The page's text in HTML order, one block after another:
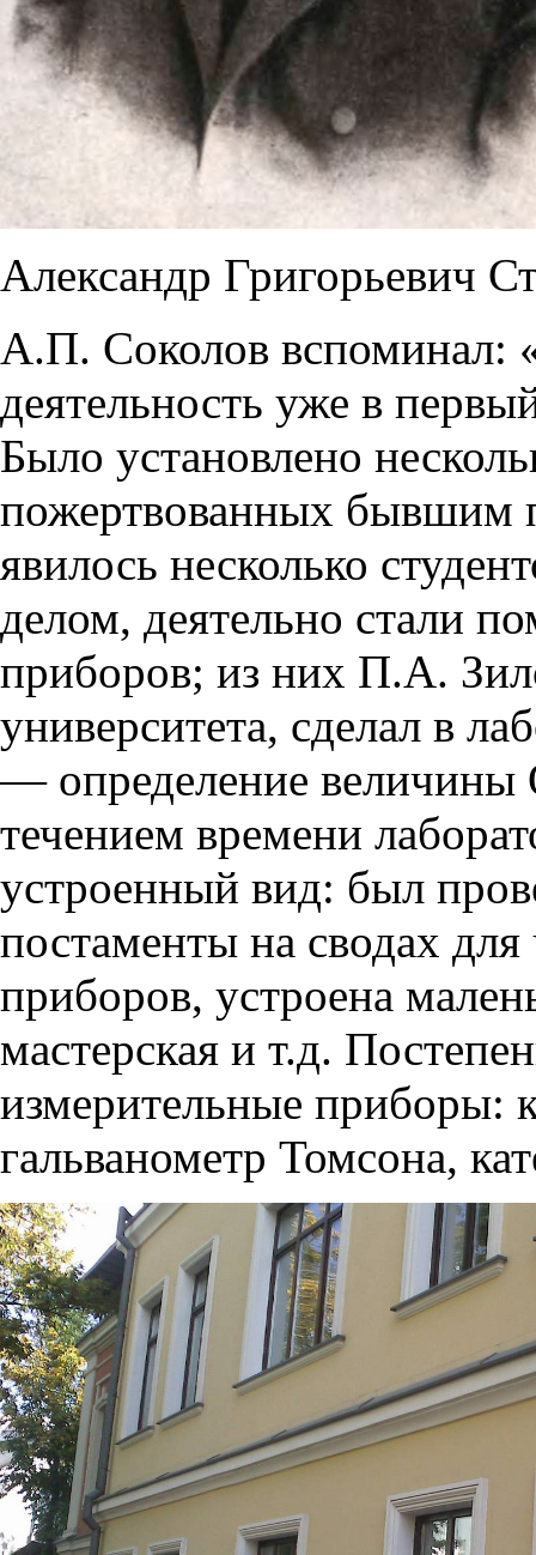
Александр Григорьевич
А.П. Соколов вспоминал:
деятельность уже в
Было установлено
пожертвованных бывшим
явилось несколько
делом, деятельно стали
приборов; из них П.А.
университета, сделал в
— определение
течением времени
устроенный вид: был
постаменты на сводах
приборов, устроена
мастерская и т.д.
измерительные приборы:
гальванометр Томсона,